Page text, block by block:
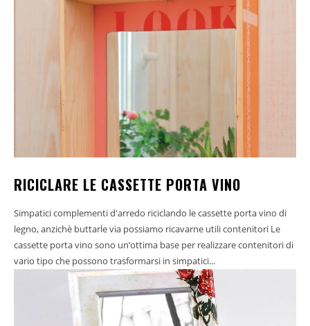
RICICLARE LE CASSETTE PORTA VINO
Simpatici complementi d'arredo riciclando le cassette porta vino di
legno, anzichè buttarle via possiamo ricavarne utili contenitori Le
cassette porta vino sono un’ottima base per realizzare contenitori di
vario tipo che possono trasformarsi in simpatici...